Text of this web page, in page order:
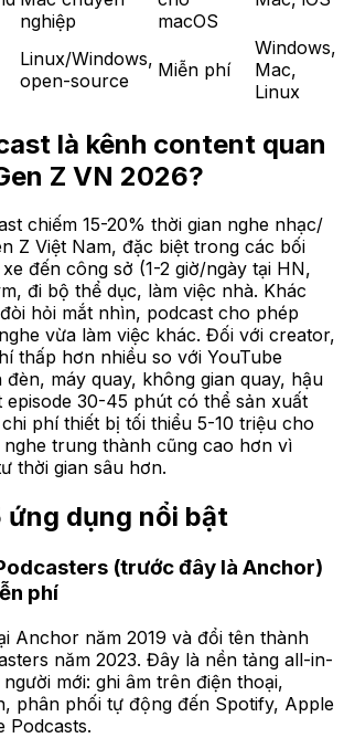
nghiệp
macOS
Linux/Windows,
open-source
Miễn phí
Windows,
Mac,
Linux
là kênh content quan
Z VN 2026?
chiếm 15-20% thời gian nghe nhạc/
Z Việt Nam, đặc biệt trong các bối
đến công sở (1-2 giờ/ngày tại HN,
đi bộ thể dục, làm việc nhà. Khác
hỏi mắt nhìn, podcast cho phép
vừa làm việc khác. Đối với creator,
thấp hơn nhiều so với YouTube
đèn, máy quay, không gian quay, hậu
30-45 phút có thể sản xuất
phí thiết bị tối thiểu 5-10 triệu cho
trung thành cũng cao hơn vì
thời gian sâu hơn.
ứng dụng nổi bật
(trước đây là Anchor)
phí
Anchor năm 2019 và đổi tên thành
năm 2023. Đây là nền tảng all-in-
mới: ghi âm trên điện thoại,
phân phối tự động đến Spotify, Apple
Podcasts.